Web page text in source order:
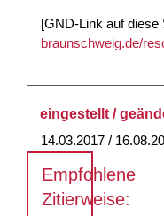
[GND-Link auf diese
braunschweig.de/
eingestellt /
14.03.2017 /
Empfohlene
Zitierweise: